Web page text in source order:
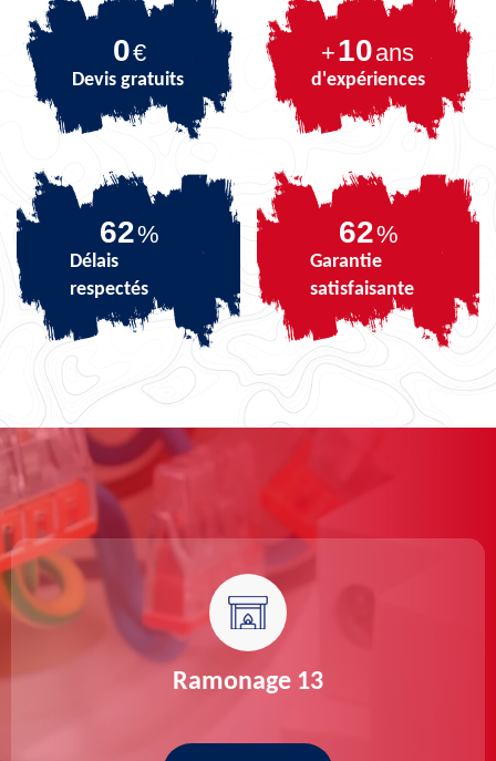
0€
Devis gratuits
+10ans
d'expériences
78%
Délais
respectés
78%
Garantie
satisfaisante
Ramonage 13